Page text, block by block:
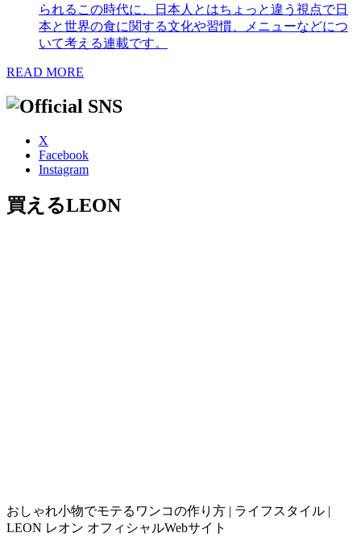
られるこの時代に、日本人とはちょっと違う視点で日
本と世界の食に関する文化や習慣、メニューなどにつ
いて考える連載です。
READ MORE
X
Facebook
Instagram
買えるLEON
おしゃれ小物でモテるワンコの作り方 | ライフスタイル |
LEON レオン オフィシャルWebサイト